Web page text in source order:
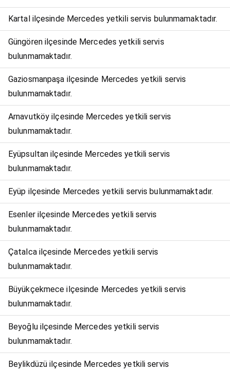
Kartal ilçesinde Mercedes yetkili servis bulunmamaktadır.
Güngören ilçesinde Mercedes yetkili servis
bulunmamaktadır.
Gaziosmanpaşa ilçesinde Mercedes yetkili servis
bulunmamaktadır.
Arnavutköy ilçesinde Mercedes yetkili servis
bulunmamaktadır.
Eyüpsultan ilçesinde Mercedes yetkili servis
bulunmamaktadır.
Eyüp ilçesinde Mercedes yetkili servis bulunmamaktadır.
Esenler ilçesinde Mercedes yetkili servis
bulunmamaktadır.
Çatalca ilçesinde Mercedes yetkili servis
bulunmamaktadır.
Büyükçekmece ilçesinde Mercedes yetkili servis
bulunmamaktadır.
Beyoğlu ilçesinde Mercedes yetkili servis
bulunmamaktadır.
Beylikdüzü ilçesinde Mercedes yetkili servis